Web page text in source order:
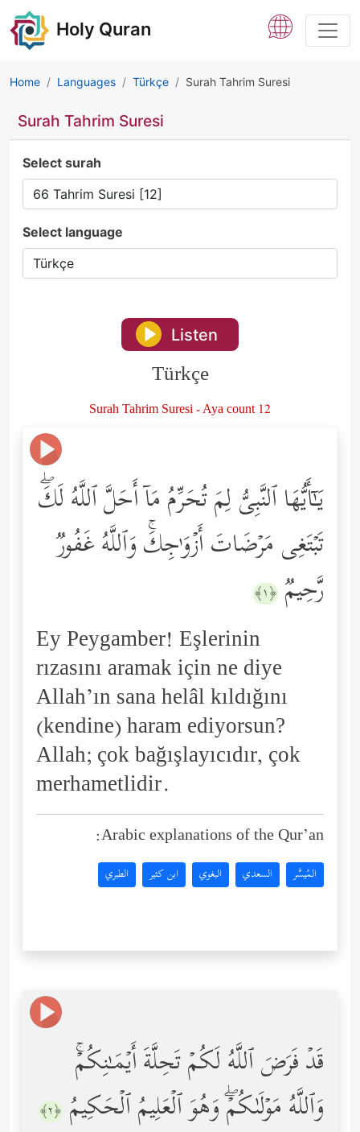
Holy Quran
Home Languages Türkçe Surah Tahrim Suresi
Surah Tahrim Suresi
Select surah
Select language
Listen
Türkçe
Surah Tahrim Suresi - Aya count 12
یَـٰۤأَیُّهَا ٱلنَّبِیُّ لِمَ تُحَرِّمُ مَاۤ أَحَلَّ ٱللَّهُ لَكَۖ
تَبۡتَغِی مَرۡضَاتَ أَزۡوَ ٰ⁠جِكَۚ وَٱللَّهُ غَفُورࣱ
رَّحِیمࣱ ﴿١﴾
Ey Peygamber! Eşlerinin
rızasını aramak için ne diye
Allah’ın sana helâl kıldığını
(kendine) haram ediyorsun?
Allah; çok bağışlayıcıdır, çok
merhametlidir.
Arabic explanations of the Qur’an:
المُيسَّر السعدي البغوي ابن كثير الطبري
قَدۡ فَرَضَ ٱللَّهُ لَكُمۡ تَحِلَّةَ أَیۡمَـٰنِكُمۡۚ
وَٱللَّهُ مَوۡلَىٰكُمۡۖ وَهُوَ ٱلۡعَلِیمُ ٱلۡحَكِیمُ ﴿٢﴾